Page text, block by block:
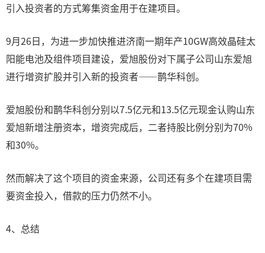
引入投资者的方式筹集资金用于在建项目。
9月26日，为进一步加快推进济南一期年产10GW高效晶硅太
阳能电池及组件项目建设，爱旭股份对下属子公司山东爱旭
进行增资扩股并引入新的投资者——鹊华科创。
爱旭股份和鹊华科创分别以7.5亿元和13.5亿元现金认购山东
爱旭新增注册资本，增资完成后，二者持股比例分别为70%
和30%。
然而解决了这个项目的资金来源，公司还有多个在建项目需
要资金投入，借款的压力仍然不小。
4、总结